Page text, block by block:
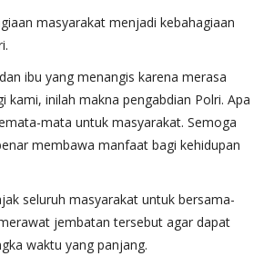
masyarakat menjadi kebahagiaan
ibu yang menangis karena merasa
kami, inilah makna pengabdian Polri. Apa
mata untuk masyarakat. Semoga
membawa manfaat bagi kehidupan
seluruh masyarakat untuk bersama-
jembatan tersebut agar dapat
waktu yang panjang.